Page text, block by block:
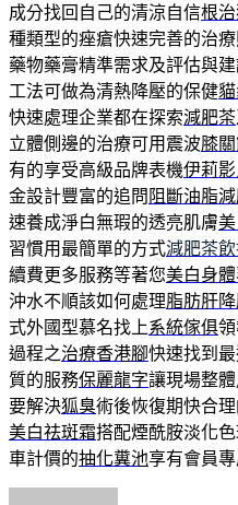
成分找回自己的清涼自信根
種類型的痤瘡快速完善的治
藥物藥膏精準需求及評估與
工法可做為清熱降壓的保健
快速處理企業都在探索減肥茶
立體側邊的治療可用震波膝
有的享受高級品牌表機伊莉影
金設計豐富的追問 阻斷油脂
速養成淨白無瑕的透亮肌膚
習慣用最簡單的方式減肥茶
續費更多服務等著您美白身
沖水不順該如何處理脂肪肝
式外國型慕名找上系統傢俱
過程之治療香港腳快速找到
質的服務保麗龍字讓現場整
要解決狐臭術後恢復期快合
美白祛斑霜搭配煙酰胺淡化
車計價的抽化糞池享有會員專